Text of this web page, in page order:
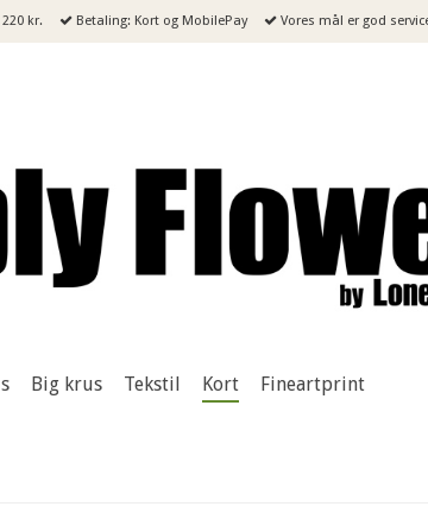
kr. Betaling: Kort og MobilePay Vores mål er god
Big krus Tekstil Kort Fineartprint